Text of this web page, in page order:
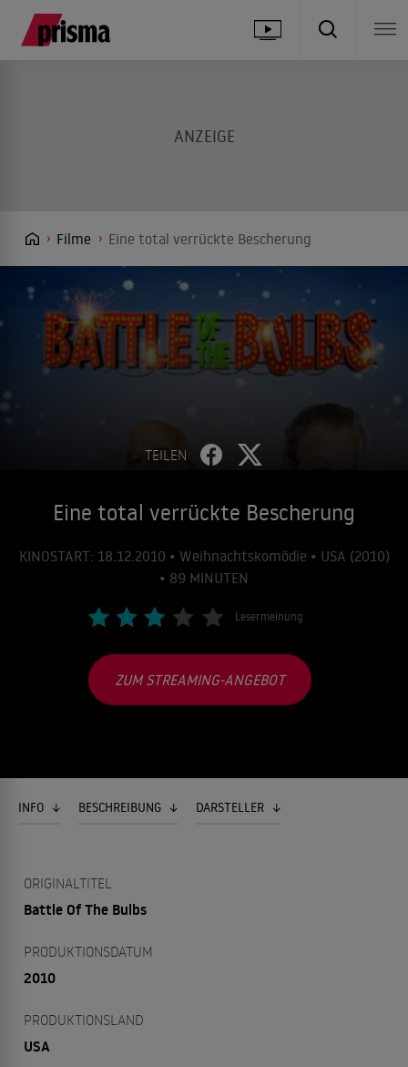
Filme Eine total verrückte Bescherung
TEILEN
Eine total verrückte Bescherung
KINOSTART: 18.12.2010 • Weihnachtskomödie • USA (2010)
• 89 MINUTEN
Lesermeinung
ZUM STREAMING-ANGEBOT
INFO BESCHREIBUNG DARSTELLER
ORIGINALTITEL
Battle Of The Bulbs
PRODUKTIONSDATUM
2010
PRODUKTIONSLAND
USA